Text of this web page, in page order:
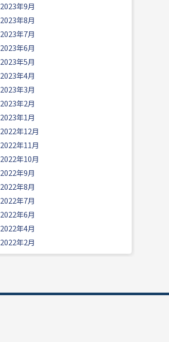
2023年9月
2023年8月
2023年7月
2023年6月
2023年5月
2023年4月
2023年3月
2023年2月
2023年1月
2022年12月
2022年11月
2022年10月
2022年9月
2022年8月
2022年7月
2022年6月
2022年4月
2022年2月